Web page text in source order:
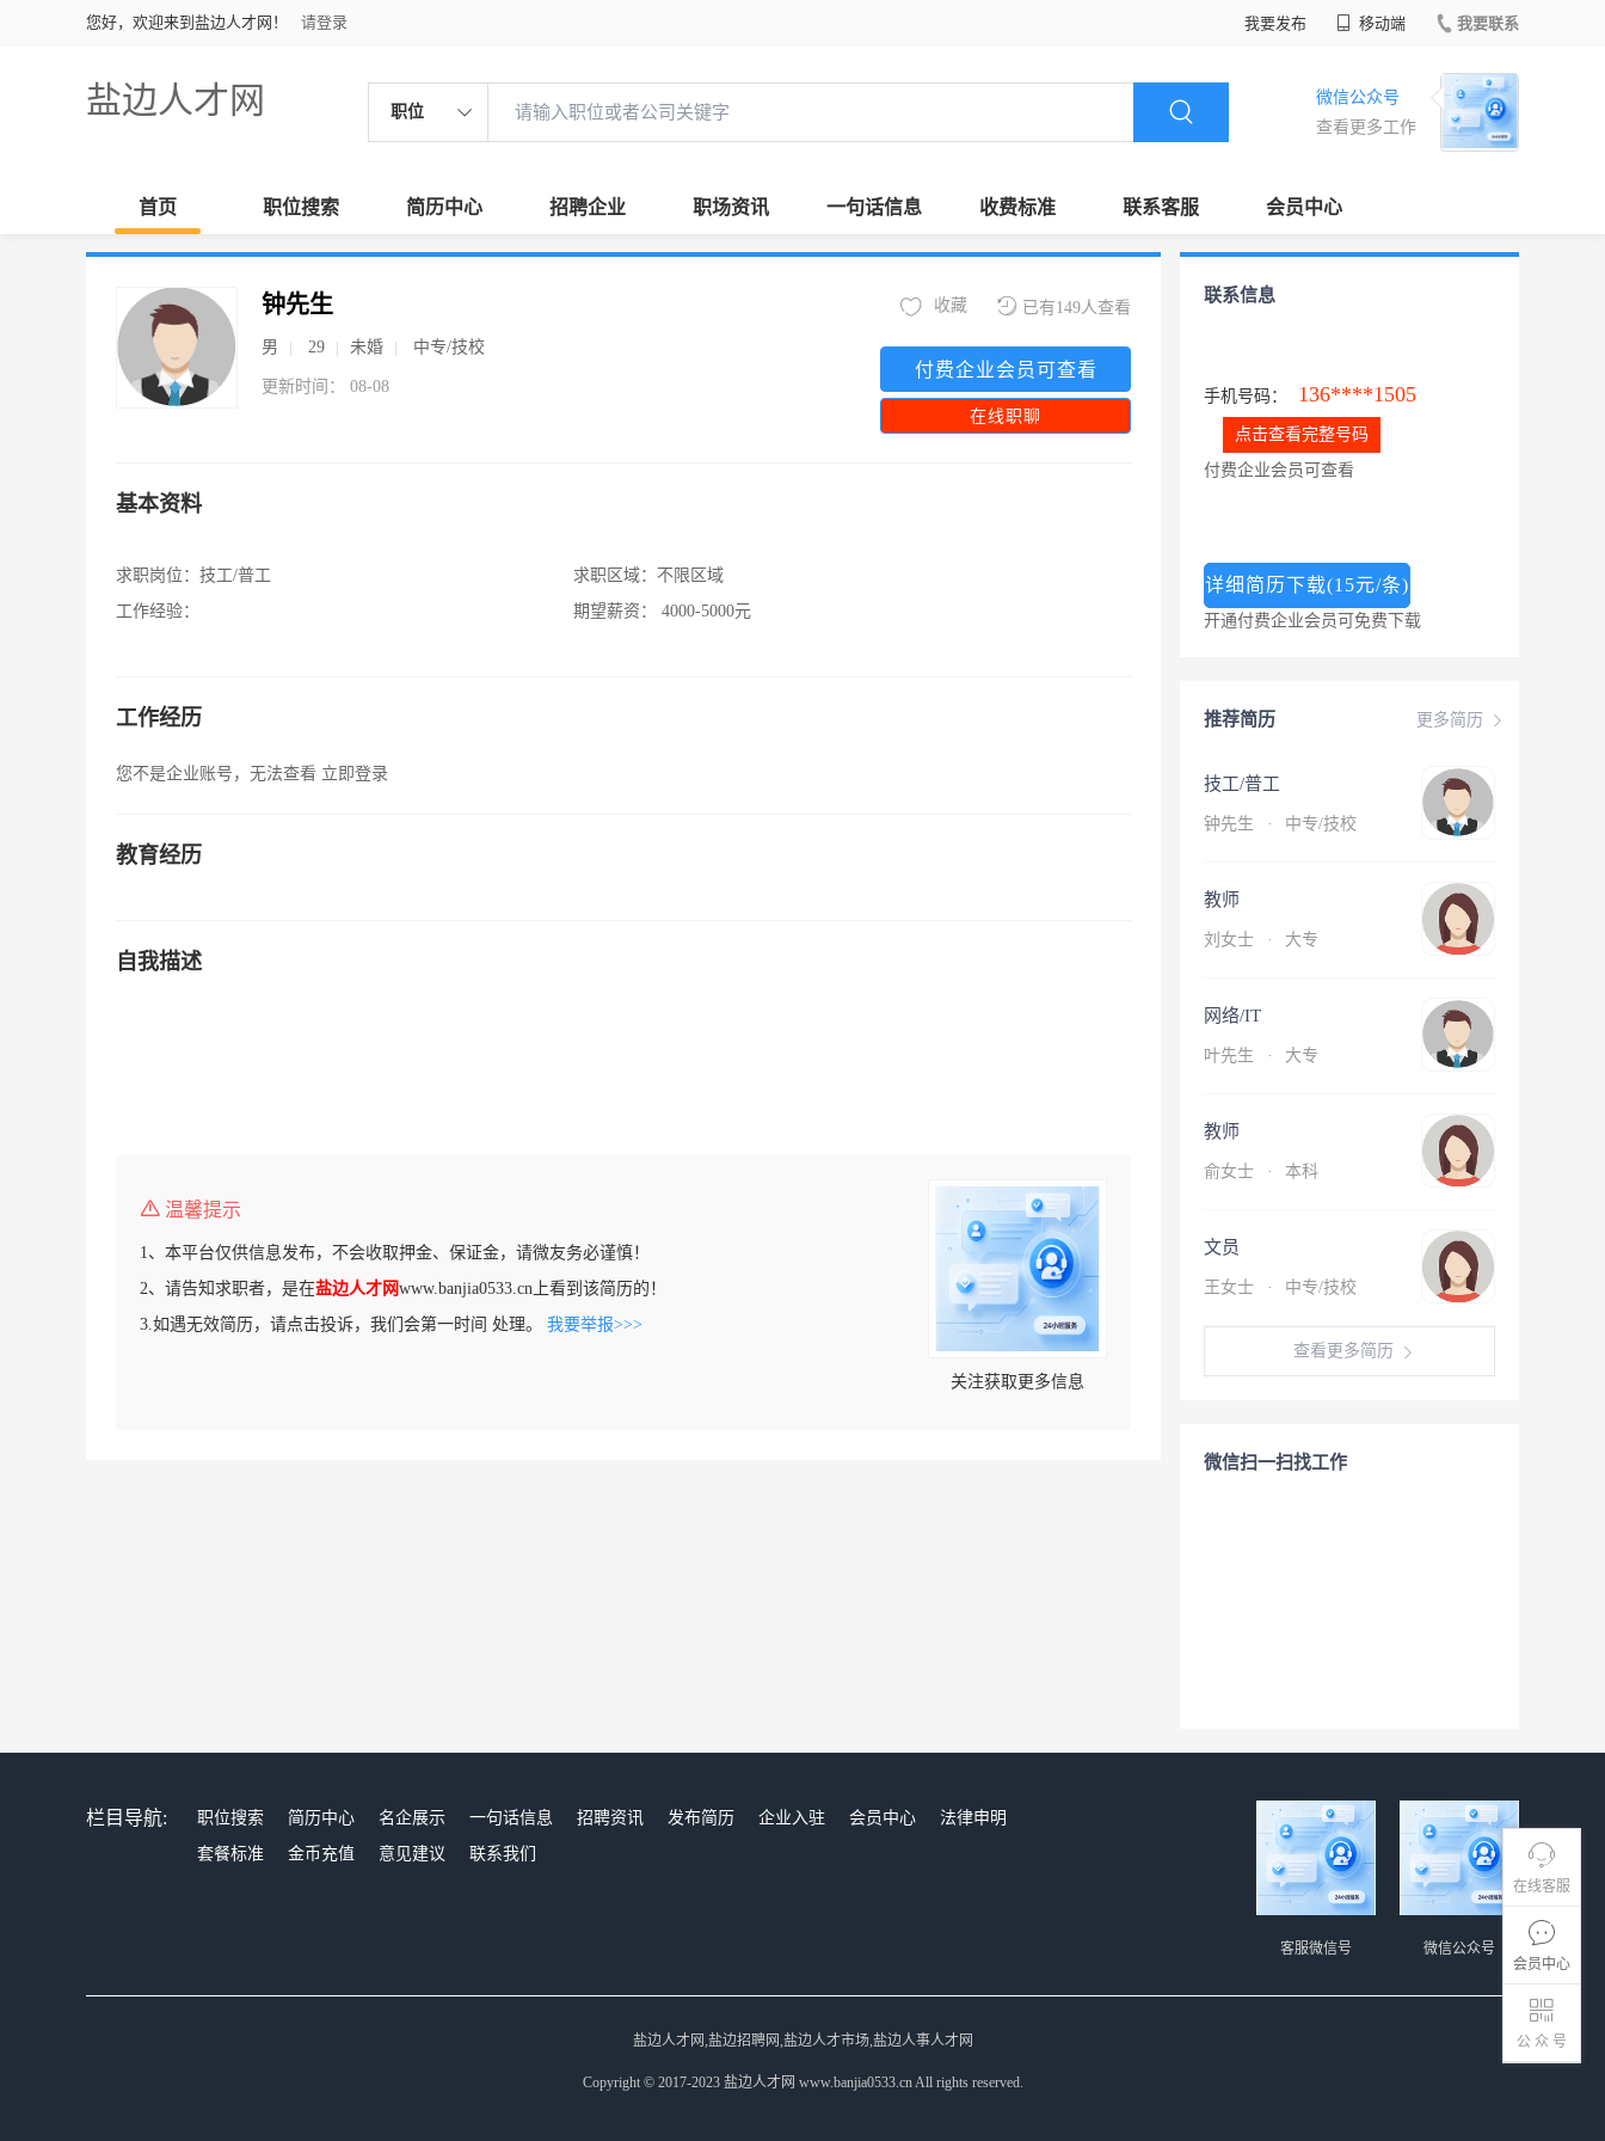
您好，欢迎来到盐边人才网！ 请登录 我要发布 移动端 我要联系
盐边人才网 职位
微信公众号
查看更多工作
首页 职位搜索 简历中心 招聘企业 职场资讯 一句话信息 收费标准 联系客服 会员中心
在线客服
会员中心
公 众 号
钟先生
男 29 未婚 中专/技校
更新时间： 08-08
已有149人查看
收藏
付费企业会员可查看
在线职聊
基本资料
求职岗位： 技工/普工
工作经验：
求职区域： 不限区域
期望薪资：
4000-5000元
工作经历
您不是企业账号，无法查看 立即登录
教育经历
自我描述
温馨提示
1、本平台仅供信息发布，不会收取押金、保证金，请微友务必谨慎！
2、请告知求职者，是在盐边人才网www.banjia0533.cn上看到该简历的！
3.如遇无效简历，请点击投诉，我们会第一时间 处理。 我要举报>>>
关注获取更多信息
联系信息
手机号码： 136****1505
点击查看完整号码
付费企业会员可查看
详细简历下载(15元/条)
开通付费企业会员可免费下载
更多简历
推荐简历
技工/普工
钟先生 · 中专/技校
教师
刘女士 · 大专
网络/IT
叶先生 · 大专
教师
俞女士 · 本科
文员
王女士 · 中专/技校
查看更多简历
微信扫一扫找工作
栏目导航: 职位搜索 简历中心 名企展示 一句话信息 招聘资讯 发布简历 企业入驻 会员中心
法律申明
套餐标准
金币充值 意见建议 联系我们
微信公众号
客服微信号
盐边人才网,盐边招聘网,盐边人才市场,盐边人事人才网
Copyright © 2017-2023 盐边人才网 www.banjia0533.cn All rights reserved.